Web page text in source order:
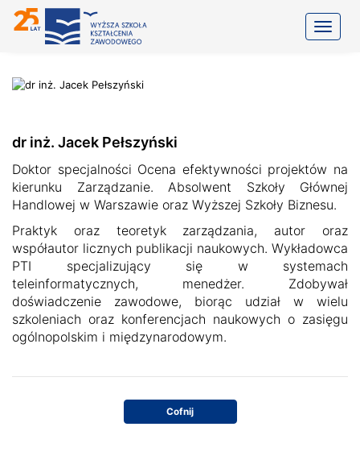
dr inż. Jacek Pełszyński
Doktor specjalności Ocena efektywności projektów na
kierunku Zarządzanie. Absolwent Szkoły Głównej
Handlowej w Warszawie oraz Wyższej Szkoły Biznesu.
Praktyk oraz teoretyk zarządzania, autor oraz
współautor licznych publikacji naukowych. Wykładowca
PTI specjalizujący się w systemach
teleinformatycznych, menedżer. Zdobywał
doświadczenie zawodowe, biorąc udział w wielu
szkoleniach oraz konferencjach naukowych o zasięgu
ogólnopolskim i międzynarodowym.